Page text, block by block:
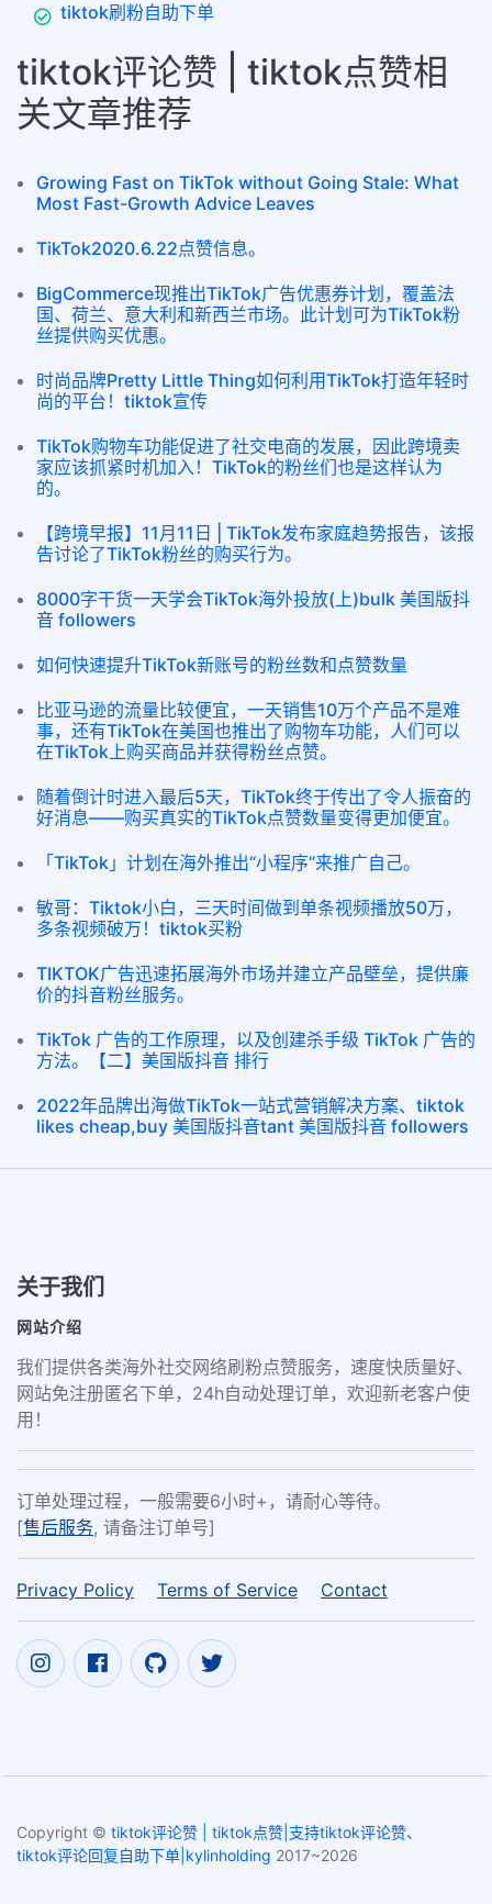
tiktok刷粉自助下单
tiktok评论赞 | tiktok点赞相
关文章推荐
Growing Fast on TikTok without Going Stale: What
Most Fast-Growth Advice Leaves
TikTok2020.6.22点赞信息。
BigCommerce现推出TikTok广告优惠券计划，覆盖法
国、荷兰、意大利和新西兰市场。此计划可为TikTok粉
丝提供购买优惠。
时尚品牌Pretty Little Thing如何利用TikTok打造年轻时
尚的平台！tiktok宣传
TikTok购物车功能促进了社交电商的发展，因此跨境卖
家应该抓紧时机加入！TikTok的粉丝们也是这样认为
的。
【跨境早报】11月11日 | TikTok发布家庭趋势报告，该报
告讨论了TikTok粉丝的购买行为。
8000字干货一天学会TikTok海外投放(上)bulk 美国版抖
音 followers
如何快速提升TikTok新账号的粉丝数和点赞数量
比亚马逊的流量比较便宜，一天销售10万个产品不是难
事，还有TikTok在美国也推出了购物车功能，人们可以
在TikTok上购买商品并获得粉丝点赞。
随着倒计时进入最后5天，TikTok终于传出了令人振奋的
好消息——购买真实的TikTok点赞数量变得更加便宜。
「TikTok」计划在海外推出“小程序”来推广自己。
敏哥：Tiktok小白，三天时间做到单条视频播放50万，
多条视频破万！tiktok买粉
TIKTOK广告迅速拓展海外市场并建立产品壁垒，提供廉
价的抖音粉丝服务。
TikTok 广告的工作原理，以及创建杀手级 TikTok 广告的
方法。【二】美国版抖音 排行
2022年品牌出海做TikTok一站式营销解决方案、tiktok
likes cheap,buy 美国版抖音tant 美国版抖音 followers
关于我们
网站介绍
我们提供各类海外社交网络刷粉点赞服务，速度快质量好、
网站免注册匿名下单，24h自动处理订单，欢迎新老客户使
用！
订单处理过程，一般需要6小时+，请耐心等待。
[售后服务, 请备注订单号]
Privacy Policy Terms of Service Contact
Copyright © tiktok评论赞 | tiktok点赞|支持tiktok评论赞、
tiktok评论回复自助下单|kylinholding 2017~2026